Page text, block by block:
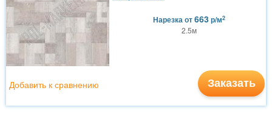
Нарезкаот663р/м2
2.5м
Заказать
Добавить к сравнению